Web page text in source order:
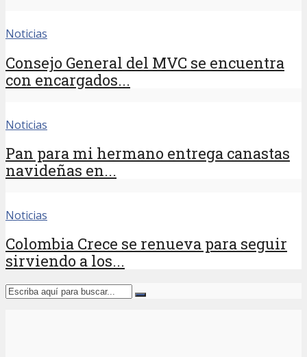
Noticias
Consejo General del MVC se encuentra
con encargados...
Noticias
Pan para mi hermano entrega canastas
navideñas en...
Noticias
Colombia Crece se renueva para seguir
sirviendo a los...